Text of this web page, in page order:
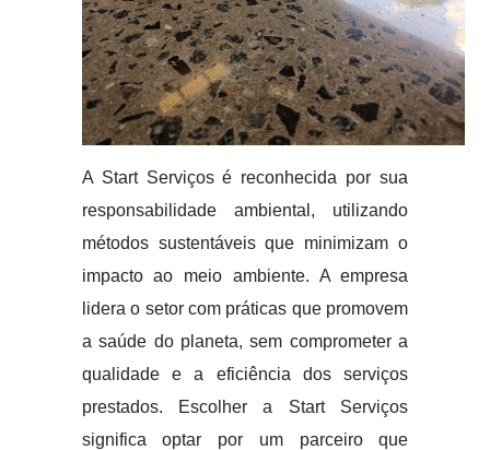
A Start Serviços é reconhecida por sua
responsabilidade ambiental, utilizando
métodos sustentáveis que minimizam o
impacto ao meio ambiente. A empresa
lidera o setor com práticas que promovem
a saúde do planeta, sem comprometer a
qualidade e a eficiência dos serviços
prestados. Escolher a Start Serviços
significa optar por um parceiro que